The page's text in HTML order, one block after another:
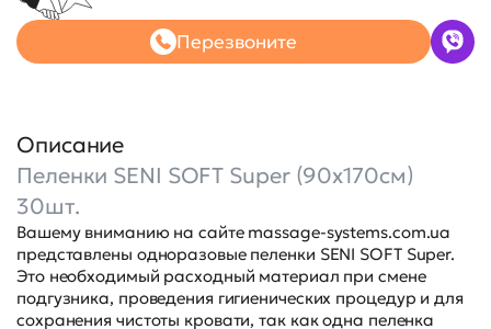
Перезвоните
Описание
Пеленки SENI SOFT Super (90x170см)
30шт.
Вашему вниманию на сайте massage-systems.com.ua
представлены одноразовые пеленки SENI SOFT Super.
Это необходимый расходный материал при смене
подгузника, проведения гигиенических процедур и для
сохранения чистоты кровати, так как одна пеленка